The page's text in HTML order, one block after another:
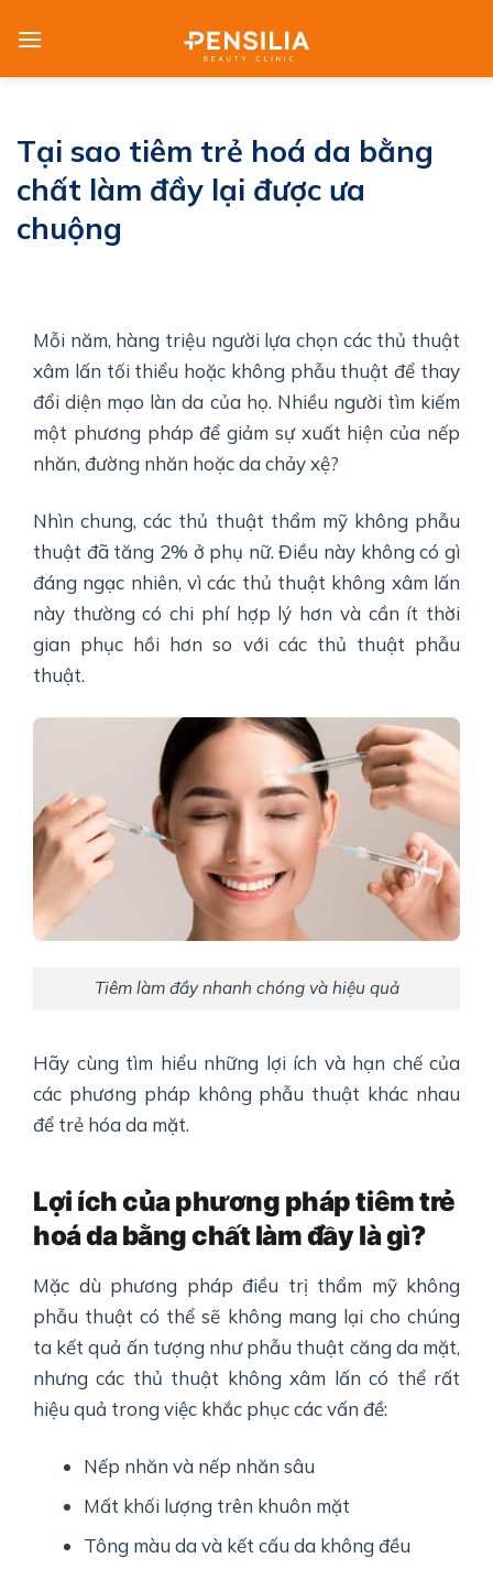
Tại sao tiêm trẻ hoá da bằng
chất làm đầy lại được ưa
chuộng
Mỗi năm, hàng triệu người lựa chọn các thủ thuật
xâm lấn tối thiểu hoặc không phẫu thuật để thay
đổi diện mạo làn da của họ. Nhiều người tìm kiếm
một phương pháp để giảm sự xuất hiện của nếp
nhăn, đường nhăn hoặc da chảy xệ?
Nhìn chung, các thủ thuật thẩm mỹ không phẫu
thuật đã tăng 2% ở phụ nữ. Điều này không có gì
đáng ngạc nhiên, vì các thủ thuật không xâm lấn
này thường có chi phí hợp lý hơn và cần ít thời
gian phục hồi hơn so với các thủ thuật phẫu
thuật.
Tiêm làm đầy nhanh chóng và hiệu quả
Hãy cùng tìm hiểu những lợi ích và hạn chế của
các phương pháp không phẫu thuật khác nhau
để trẻ hóa da mặt.
Lợi ích của phương pháp tiêm trẻ
hoá da bằng chất làm đầy là gì?
Mặc dù phương pháp điều trị thẩm mỹ không
phẫu thuật có thể sẽ không mang lại cho chúng
ta kết quả ấn tượng như phẫu thuật căng da mặt,
nhưng các thủ thuật không xâm lấn có thể rất
hiệu quả trong việc khắc phục các vấn đề:
Nếp nhăn và nếp nhăn sâu
Mất khối lượng trên khuôn mặt
Tông màu da và kết cấu da không đều